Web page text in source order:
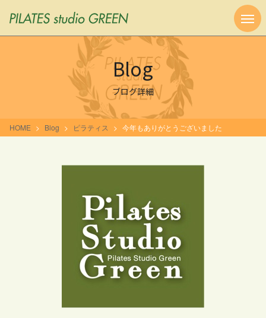
Blog
ブログ詳細
HOME Blog ピラティス 今年もありがとうございました